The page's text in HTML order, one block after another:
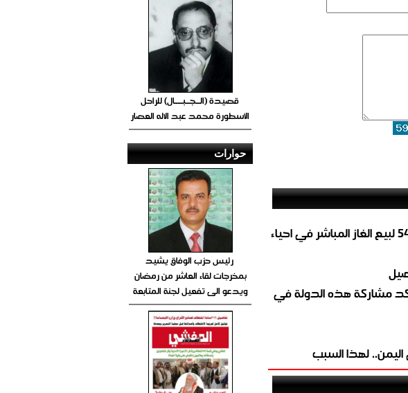
عاجل..الشركة اليمنية للغاز تعلن عن تخصيص 54 لبيع الغاز المباشر في احياء
مشاركة هذه الدولة في
لهذا السبب
قصيدة (الــجــبــــال) للراحل
الأسطورة محمد عبد الاله العصار
حوارات
رئيس حزب الوفاق يشيد
بمخرجات لقاء العاشر من رمضان
ويدعو الى تفعيل لجنة المتابعة